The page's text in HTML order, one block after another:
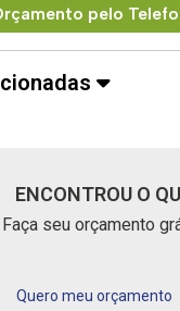
pelo
ENCONTROU O
Faça seu orçamento
Quero meu orçamento